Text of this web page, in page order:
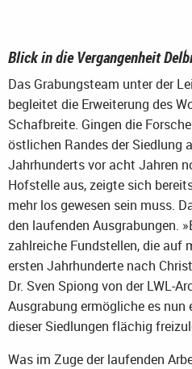
Blick in die Vergangenheit
Das Grabungsteam unter der
begleitet die Erweiterung des
Schafbreite. Gingen die
östlichen Randes der Siedlung
Jahrhunderts vor acht Jahren
Hofstelle aus, zeigte sich
mehr los gewesen sein muss.
den laufenden Ausgrabungen.
zahlreiche Fundstellen, die auf
ersten Jahrhunderte nach
Dr. Sven Spiong von der LWL-
Ausgrabung ermögliche es nun
dieser Siedlungen flächig
Was im Zuge der laufenden